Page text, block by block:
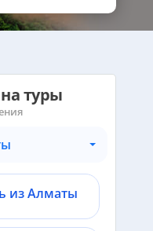
туры
из Алматы